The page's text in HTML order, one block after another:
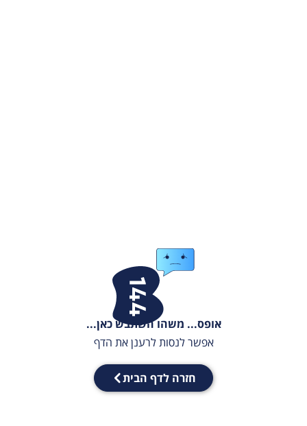
אופס... משהו השתבש כאן...
אפשר לנסות לרענן את הדף
חזרה לדף הבית